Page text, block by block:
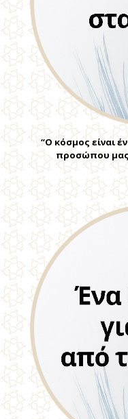
“Ο κόσμος είναι
προσώπου